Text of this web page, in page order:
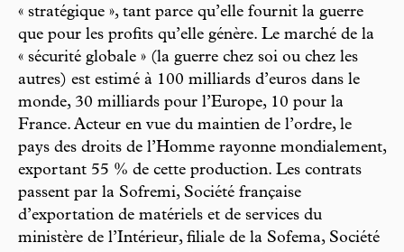
« stratégique », tant parce qu’elle fournit la guerre
que pour les profits qu’elle génère. Le marché de la
« sécurité globale » (la guerre chez soi ou chez les
autres) est estimé à 100 milliards d’euros dans le
monde, 30 milliards pour l’Europe, 10 pour la
France. Acteur en vue du maintien de l’ordre, le
pays des droits de l’Homme rayonne mondialement,
exportant 55 % de cette production. Les contrats
passent par la Sofremi, Société française
d’exportation de matériels et de services du
ministère de l’Intérieur, filiale de la Sofema, Société